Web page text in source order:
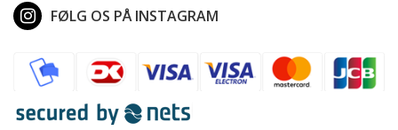
FØLG OS PÅ INSTAGRAM